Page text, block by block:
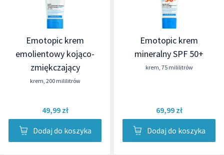
Emotopic krem
emolientowy kojąco-
zmiękczający
krem, 200 mililitrów
49,99 zł
Dodaj do koszyka
Emotopic krem
mineralny SPF 50+
krem, 75 mililitrów
69,99 zł
Dodaj do koszyka